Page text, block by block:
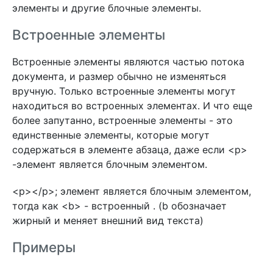
элементы и другие блочные элементы.
Встроенные элементы
Встроенные элементы являются частью потока
документа, и размер обычно не изменяться
вручную. Только встроенные элементы могут
находиться во встроенных элементах. И что еще
более запутанно, встроенные элементы - это
единственные элементы, которые могут
содержаться в элементе абзаца, даже если <p>
-элемент является блочным элементом.
<p></p>; элемент является блочным элементом,
тогда как <b> - встроенный . (b обозначает
жирный и меняет внешний вид текста)
Примеры